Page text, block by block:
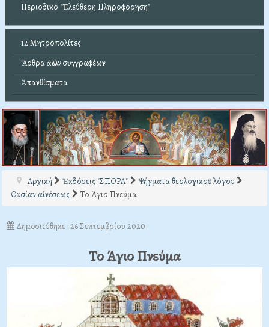
Περιοδικό "Ἐλεύθερη Πληροφόρηση"
12 Μητροπολίτες
Ἄρθρα ἄλλων συγγραφέων
Ἀπανθίσματα
Αρχική Ἐκδόσεις "ΣΠΟΡΑ"
Ψήγματα θεολογικοῦ λόγου
Θυσίαν αἰνέσεως
Το Άγιο Πνεύμα
Δημοσιεύθηκε : 26 Σεπτεμβρίου 2020
Το Άγιο Πνεύμα